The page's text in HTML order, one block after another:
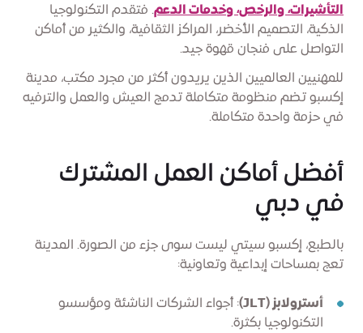
التأشيرات، والرخص، وخدمات الدعم. فتقدم التكنولوجيا
الذكية، التصميم الأخضر، المراكز الثقافية، والكثير من أماكن
التواصل على فنجان قهوة جيد.
للمهنيين العالميين الذين يريدون أكثر من مجرد مكتب، مدينة
إكسبو تضم منظومة متكاملة تدمج العيش والعمل والترفيه
في حزمة واحدة متكاملة.
أفضل أماكن العمل المشترك
في دبي
بالطبع، إكسبو سيتي ليست سوى جزء من الصورة. المدينة
تعج بمساحات إبداعية وتعاونية:
أسترولابز (JLT)
: أجواء الشركات الناشئة ومؤسسو
التكنولوجيا بكثرة.